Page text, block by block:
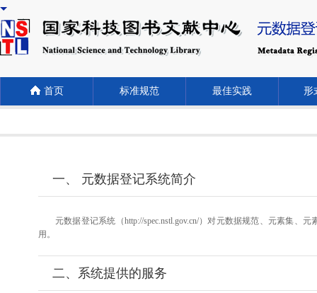
首页 标准规范 最佳实践 形
一、 元数据登记系统简介
元数据登记系统（http://spec.nstl.gov.cn/）对元数据规范、元素集
用。
二、系统提供的服务